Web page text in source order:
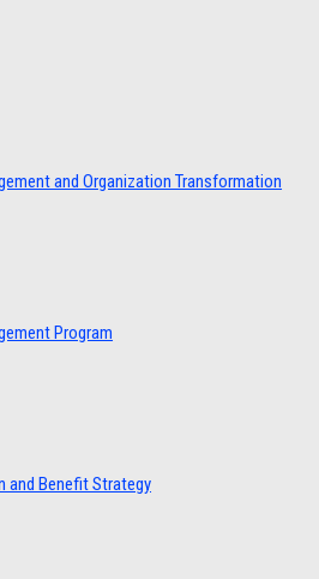
and Organization Transformation
Program
and Benefit Strategy